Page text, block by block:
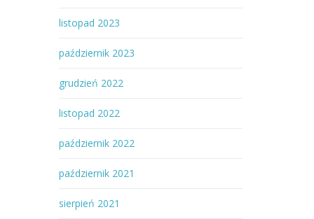
listopad 2023
październik 2023
grudzień 2022
listopad 2022
październik 2022
październik 2021
sierpień 2021